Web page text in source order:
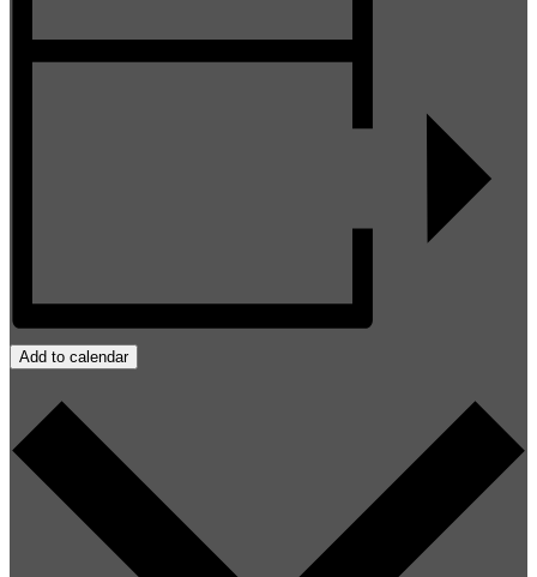
Add to calendar